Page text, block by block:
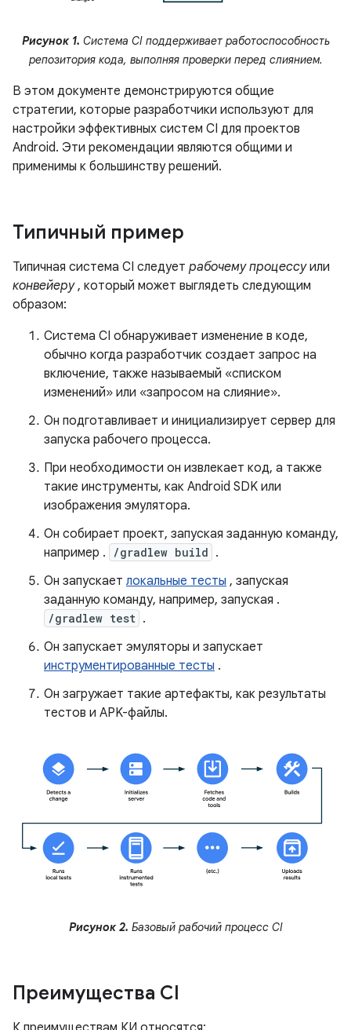
Рисунок 1. Система CI поддерживает работоспособность
репозитория кода, выполняя проверки перед слиянием.
В этом документе демонстрируются общие
стратегии, которые разработчики используют для
настройки эффективных систем CI для проектов
Android. Эти рекомендации являются общими и
применимы к большинству решений.
Типичный пример
Типичная система CI следует рабочему процессуили
конвейеру, который может выглядеть следующим
образом:
Система CI обнаруживает изменение в коде,
обычно когда разработчик создает запрос на
включение, также называемый «списком
изменений» или «запросом на слияние».
Он подготавливает и инициализирует сервер для
запуска рабочего процесса.
При необходимости он извлекает код, а также
такие инструменты, как Android SDK или
изображения эмулятора.
Он собирает проект, запуская заданную команду,
например .
/gradlew build .
Он запускает локальные тесты , запуская
заданную команду, например, запуская .
/gradlew test .
Он запускает эмуляторы и запускает
инструментированные тесты .
Он загружает такие артефакты, как результаты
тестов и APK-файлы.
Рисунок 2. Базовый рабочий процесс CI
Преимущества CI